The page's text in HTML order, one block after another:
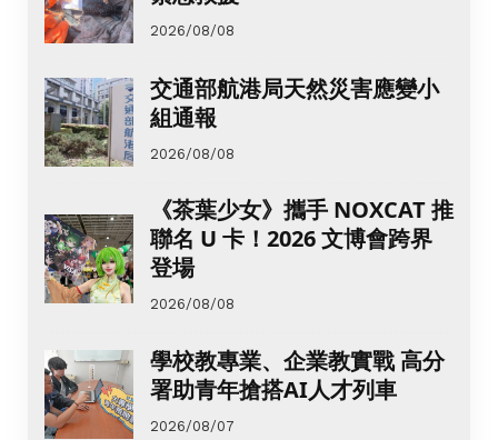
2026/08/08
交通部航港局天然災害應變小
組通報
2026/08/08
《茶葉少女》攜手 NOXCAT 推
聯名 U 卡！2026 文博會跨界
登場
2026/08/08
學校教專業、企業教實戰 高分
署助青年搶搭AI人才列車
2026/08/07